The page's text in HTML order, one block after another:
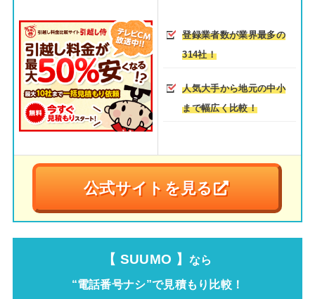
登録業者数が業界最多の
314社！
人気大手から地元の中小
まで幅広く比較！
公式サイトを見る
【 SUUMO 】 なら
“電話番号ナシ”で見積もり比較！